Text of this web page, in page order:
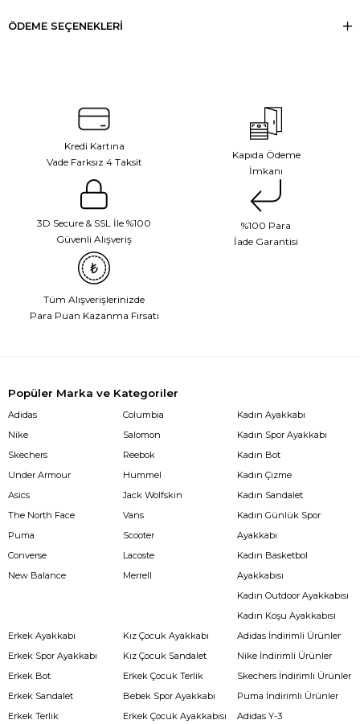
ÖDEME SEÇENEKLERI
Kredi Kartına
Vade Farksız 4 Taksit
Kapıda Ödeme
İmkanı
3D Secure & SSL İle %100
Güvenli Alışveriş
%100 Para
İade Garantisi
Tüm Alışverişlerinizde
Para Puan Kazanma Fırsatı
Popüler Marka ve Kategoriler
Adidas
Nike
Skechers
Under Armour
Asics
The North Face
Puma
Converse
New Balance
Columbia
Salomon
Reebok
Hummel
Jack Wolfskin
Vans
Scooter
Lacoste
Merrell
Kadın Ayakkabı
Kadın Spor Ayakkabı
Kadın Bot
Kadın Çizme
Kadın Sandalet
Kadın Günlük Spor
Ayakkabı
Kadın Basketbol
Ayakkabısı
Kadın Outdoor Ayakkabısı
Kadın Koşu Ayakkabısı
Erkek Ayakkabı
Erkek Spor Ayakkabı
Erkek Bot
Erkek Sandalet
Erkek Terlik
Kız Çocuk Ayakkabı
Kız Çocuk Sandalet
Erkek Çocuk Terlik
Bebek Spor Ayakkabı
Erkek Çocuk Ayakkabısı
Adidas İndirimli Ürünler
Nike İndirimli Ürünler
Skechers İndirimli Ürünler
Puma İndirimli Ürünler
Adidas Y-3